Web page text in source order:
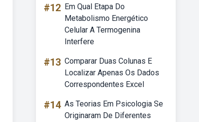
#12 Em Qual Etapa Do
Metabolismo Energético
Celular A Termogenina
Interfere
#13 Comparar Duas Colunas E
Localizar Apenas Os Dados
Correspondentes Excel
#14 As Teorias Em Psicologia Se
Originaram De Diferentes